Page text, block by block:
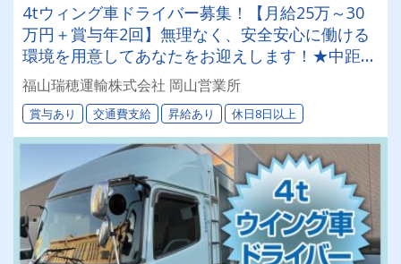
4tウィング車ドライバー募集！【月給25万～30
万円＋賞与年2回】無理なく、安全安心に働ける
環境を用意してあなたをお迎えします！★中距離
／地場／長距離などいろいろあります★【休みは
月8日以上（年間休日99日）】【資格取得支援制
度もあり】
福山瑞穂運輸株式会社 岡山営業所
賞与あり 交通費支給 昇給あり 休日8日以上